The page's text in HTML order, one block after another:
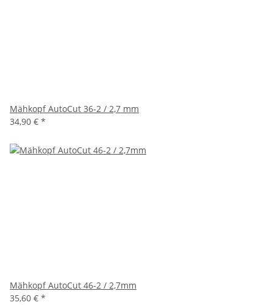
Mähkopf AutoCut 36-2 / 2,7 mm
34,90 € *
Mähkopf AutoCut 46-2 / 2,7mm
35,60 € *